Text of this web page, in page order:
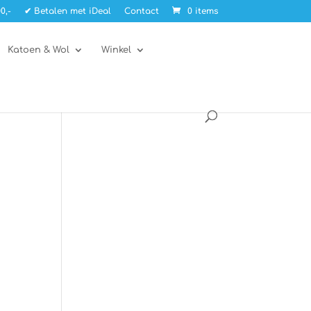
✔ Betalen met iDeal Contact 0 items
Katoen & Wol Winkel